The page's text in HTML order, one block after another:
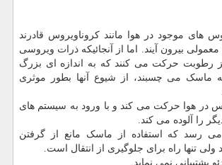
های موجود در هوا مانند کروناویروس قادرند
بیرون آیند. اما از آنجائیکه ذرات ویروسی
رطوبت حرکت می کنند که به اندازه ای بزرگ
ماسک می چسبند، از شیوع آنها بطور موثری
در هوا حرکت می کند و با ورود به سیستم های
را آلوده می کند.
رسد که استفاده از ماسک مانع از گرفتن
پشتیبانی نمی نماید.